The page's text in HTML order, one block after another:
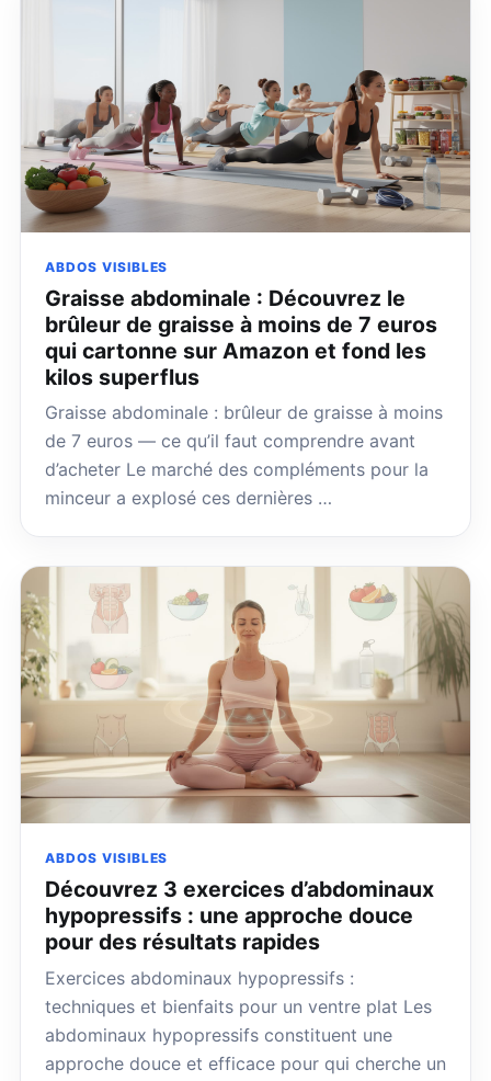
ABDOS VISIBLES
Graisse abdominale : Découvrez le
brûleur de graisse à moins de 7 euros
qui cartonne sur Amazon et fond les
kilos superflus
Graisse abdominale : brûleur de graisse à moins
de 7 euros — ce qu’il faut comprendre avant
d’acheter Le marché des compléments pour la
minceur a explosé ces dernières …
ABDOS VISIBLES
Découvrez 3 exercices d’abdominaux
hypopressifs : une approche douce
pour des résultats rapides
Exercices abdominaux hypopressifs :
techniques et bienfaits pour un ventre plat Les
abdominaux hypopressifs constituent une
approche douce et efficace pour qui cherche un